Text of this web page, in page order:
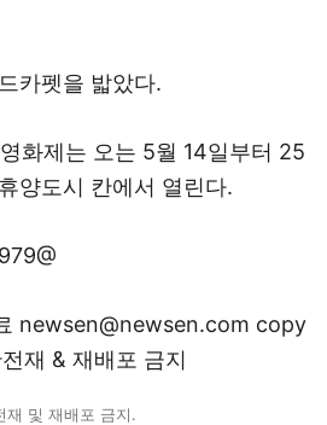
카펫을 밟았다.
화제는 오는 5월 14일부터 25
양도시 칸에서 열린다.
newsen@newsen.com copy
재 & 재배포 금지
및 재배포 금지.